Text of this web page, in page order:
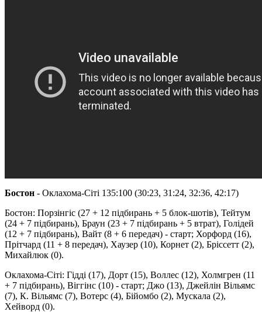
Бостон - Оклахома-Сіті 135:100 (30:23, 31:24, 32:36, 42:17)
Бостон: Порзінгіс (27 + 12 підбирань + 5 блок-шотів), Тейтум
(24 + 7 підбирань), Браун (23 + 7 підбирань + 5 втрат), Голідей
(12 + 7 підбирань), Вайт (8 + 6 передач) - старт; Хорфорд (16),
Прітчард (11 + 8 передач), Хаузер (10), Корнет (2), Бріссетт (2),
Михайлюк (0).
Оклахома-Сіті: Гідді (17), Дорт (15), Воллес (12), Холмгрен (11
+ 7 підбирань), Віггінс (10) - старт; Джо (13), Джейлін Вільямс
(7), К. Вільямс (7), Вотерс (4), Бійомбо (2), Мускала (2),
Хейворд (0).